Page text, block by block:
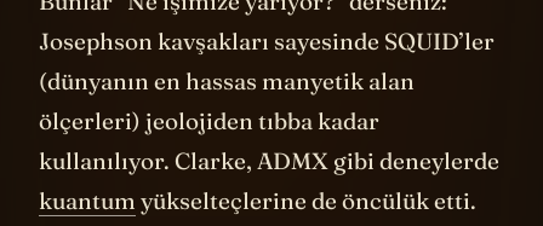
Bunlar “Ne işimize yarıyor?” derseniz:
Josephson kavşakları sayesinde SQUID’ler
(dünyanın en hassas manyetik alan
ölçerleri) jeolojiden tıbba kadar
kullanılıyor. Clarke, ADMX gibi deneylerde
kuantumyükselteçlerine de öncülük etti.